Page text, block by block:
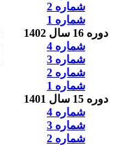
شماره 2
شماره 1
دوره 16 سال 1402
شماره 4
شماره 3
شماره 2
شماره 1
دوره 15 سال 1401
شماره 4
شماره 3
شماره 2